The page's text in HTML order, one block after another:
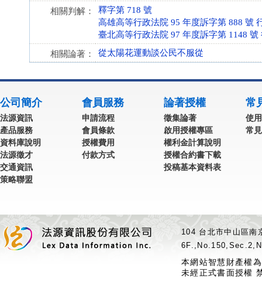
相關判解：
釋字第 718 號
高雄高等行政法院 95 年度訴字第 888 號
臺北高等行政法院 97 年度訴字第 1148 號
相關論著： 從太陽花運動談公民不服從
公司簡介
法源資訊
產品服務
資料庫說明
法源徵才
交通資訊
策略聯盟
會員服務
申請流程
會員條款
授權費用
付款方式
論著授權
徵集論著
啟用授權專區
權利金計算說明
授權合約書下載
投稿基本資料表
常
使
常
104 台北市中山區
本網站智慧財產權
未經正式書面授權